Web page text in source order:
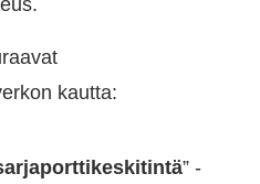
kautta:
” -